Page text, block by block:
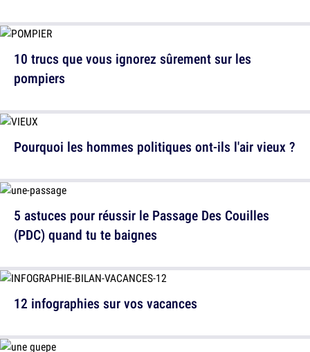
10 trucs que vous ignorez sûrement sur les
pompiers
5 astuces pour réussir le Passage Des Couilles
(PDC) quand tu te baignes
Pourquoi les hommes politiques ont-ils l'air vieux ?
12 infographies sur vos vacances